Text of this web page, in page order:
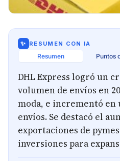
✨ RESUMEN CON IA
Resumen Puntos
DHL Express logró un
volumen de envíos en
moda, e incrementó en
envíos. Se destacó el
exportaciones de pymes
inversiones para